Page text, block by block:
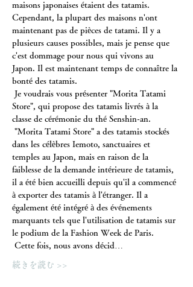
maisons japonaises étaient des tatamis.
Cependant, la plupart des maisons n'ont
maintenant pas de pièces de tatami. Il y a
plusieurs causes possibles, mais je pense que
c'est dommage pour nous qui vivons au
Japon. Il est maintenant temps de connaître la
bonté des tatamis.
Store", qui propose des tatamis livrés à la
classe de cérémonie du thé Senshin-an.
dans les célèbres Iemoto, sanctuaires et
temples au Japon, mais en raison de la
faiblesse de la demande intérieure de tatamis,
il a été bien accueilli depuis qu'il a commencé
à exporter des tatamis à l'étranger. Il a
également été intégré à des événements
marquants tels que l'utilisation de tatamis sur
le podium de la Fashion Week de Paris.
Cette fois, nous avons décid…
続きを読む >>